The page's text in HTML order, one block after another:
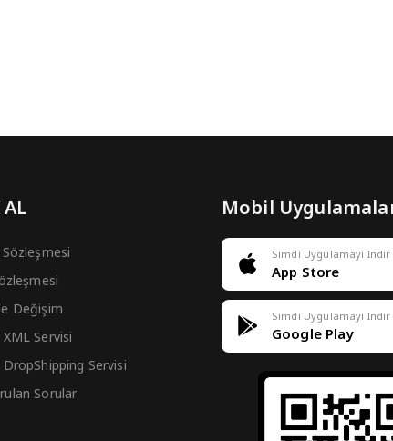
Sözleşmesi
Değişim
Servisi
Servisi
Sorular
Mobil
Simdi Uygulamayi Indir
App Store
Simdi Uygulamayi Indir
Google Play